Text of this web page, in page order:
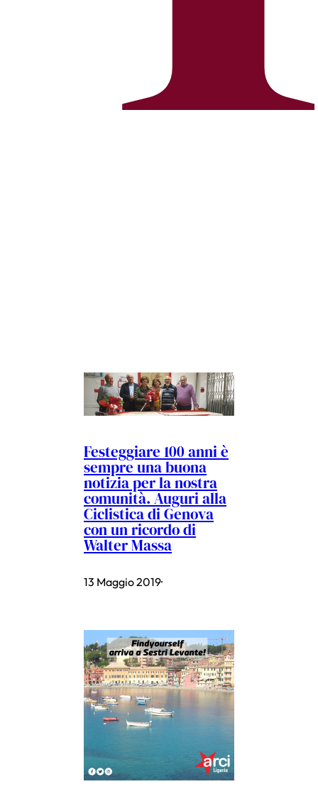
Festeggiare 100 anni è
sempre una buona
notizia per la nostra
comunità. Auguri alla
Ciclistica di Genova
con un ricordo di
Walter Massa
13 Maggio 2019·